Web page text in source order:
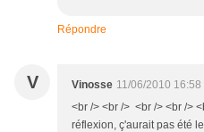
Répondre
V Vinosse 11/06/2010 16:58
<br /> <br /> <br /> <br />
réflexion, ç'aurait pas été